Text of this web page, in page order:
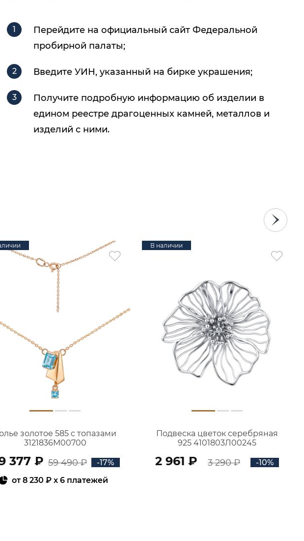
Перейдите на официальный сайт Федеральной
пробирной палаты;
Введите УИН, указанный на бирке украшения;
Получите подробную информацию об изделии в
едином реестре драгоценных камней, металлов и
изделий с ними.
золотое 585 с топазами
3121836М00700
377 ₽ 59 490 ₽
-17%
от8 230 ₽x 6 платежей
В наличии
Подвеска цветок серебряная
925 4101803Л00245
2 961 ₽ 3 290 ₽ -10%